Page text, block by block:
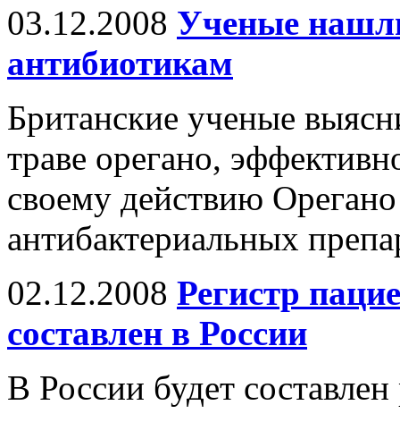
03.12.2008 Ученые
антибиотикам
Британские ученые
траве орегано,
своему действию
антибактериальных
02.12.2008 Регистр
составлен в России
В России будет